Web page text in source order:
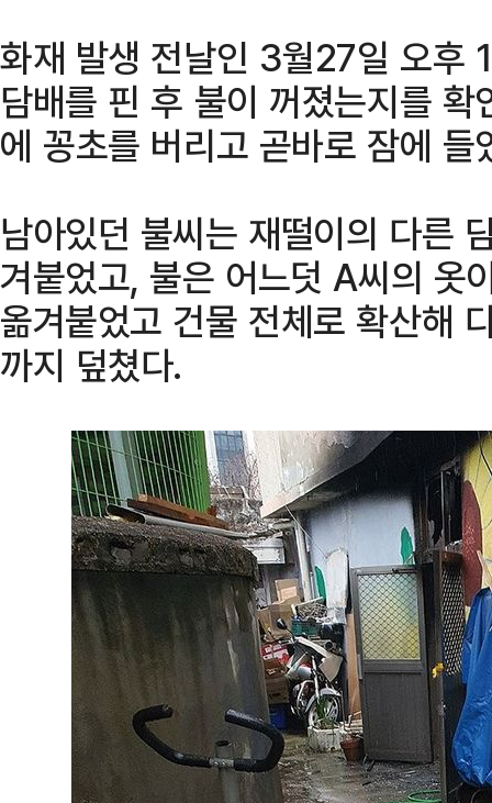
화재 발생 전날인 3월27일 오후
담배를 핀 후 불이 꺼졌는지를
에 꽁초를 버리고 곧바로 잠에 들
남아있던 불씨는 재떨이의 다른
겨붙었고, 불은 어느덧 A씨의 옷
옮겨붙었고 건물 전체로 확산해
까지 덮쳤다.